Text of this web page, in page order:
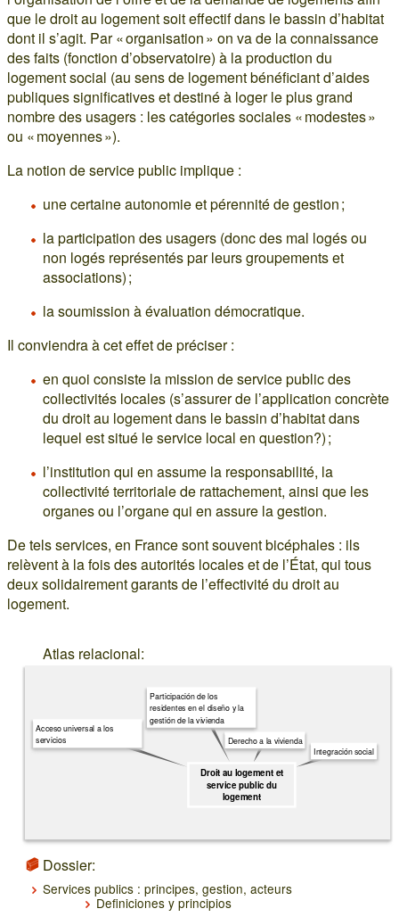
que le droit au logement soit effectif dans le bassin d’habitat
dont il s’agit. Par « organisation » on va de la connaissance
des faits (fonction d’observatoire) à la production du
logement social (au sens de logement bénéficiant d’aides
publiques significatives et destiné à loger le plus grand
nombre des usagers : les catégories sociales « modestes »
ou « moyennes »).
La notion de service public implique :
une certaine autonomie et pérennité de gestion ;
la participation des usagers (donc des mal logés ou
non logés représentés par leurs groupements et
associations) ;
la soumission à évaluation démocratique.
Il conviendra à cet effet de préciser :
en quoi consiste la mission de service public des
collectivités locales (s’assurer de l’application concrète
du droit au logement dans le bassin d’habitat dans
lequel est situé le service local en question?) ;
l’institution qui en assume la responsabilité, la
collectivité territoriale de rattachement, ainsi que les
organes ou l’organe qui en assure la gestion.
De tels services, en France sont souvent bicéphales : ils
relèvent à la fois des autorités locales et de l’État, qui tous
deux solidairement garants de l’effectivité du droit au
logement.
Atlas relacional:
Droit au logement et
service public du
logement
Integración social
Derecho a la vivienda
Participación de los
residentes en el diseño y la
gestión de la vivienda
Acceso universal a los
servicios
Dossier:
Services publics : principes, gestion, acteurs
Definiciones y principios